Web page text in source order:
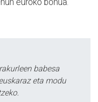
euroko bonua.
babesa
eta modu